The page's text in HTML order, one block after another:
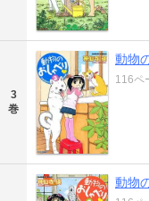
3
巻
動物
116ペ
動物